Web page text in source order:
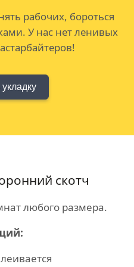
рабочих, бороться
У нас нет ленивых
скотч
любого размера.